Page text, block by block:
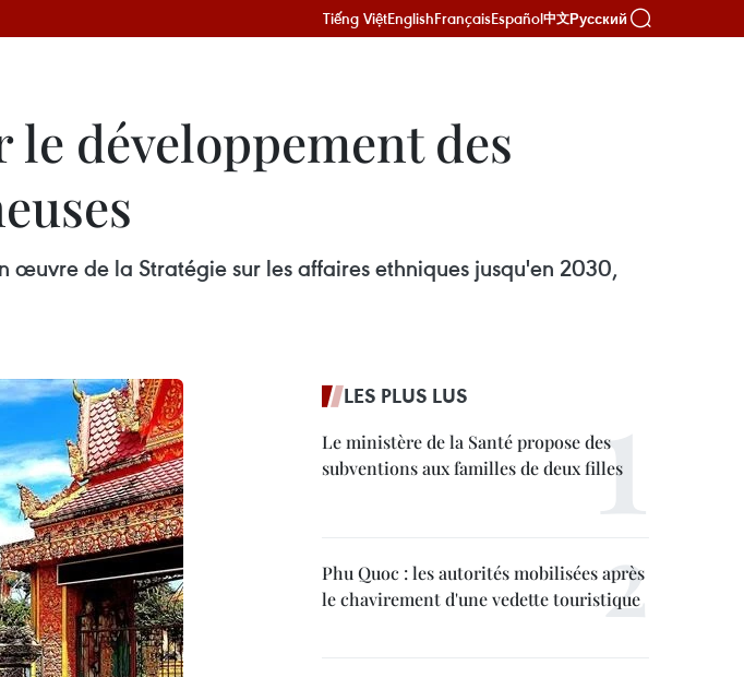
Tiếng ViệtEnglishFrançaisEspañol中文Русский
développement des
œuvre de la Stratégie sur les affaires ethniques jusqu'en 2030,
LES PLUS LUS
Le ministère de la Santé propose des
subventions aux familles de deux filles
Phu Quoc : les autorités mobilisées après
le chavirement d'une vedette touristique